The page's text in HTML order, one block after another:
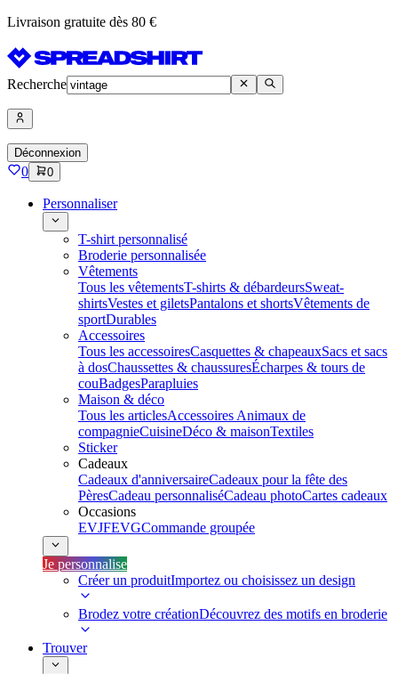
Livraison gratuite dès 80 €
Recherche
Déconnexion
0 0
Personnaliser
T-shirt personnalisé
Broderie personnalisée
Vêtements
Tous les vêtementsT-shirts & débardeursSweat-
shirtsVestes et giletsPantalons et shortsVêtements de
sportDurables
Accessoires
Tous les accessoiresCasquettes & chapeauxSacs et sacs
à dosChaussettes & chaussuresÉcharpes & tours de
couBadgesParapluies
Maison & déco
Tous les articlesAccessoires Animaux de
compagnieCuisineDéco & maisonTextiles
Sticker
Cadeaux
Cadeaux d'anniversaireCadeaux pour la fête des
PèresCadeau personnaliséCadeau photoCartes cadeaux
Occasions
EVJFEVGCommande groupée
Je personnalise
Créer un produitImportez ou choisissez un design
Brodez votre créationDécouvrez des motifs en broderie
Trouver